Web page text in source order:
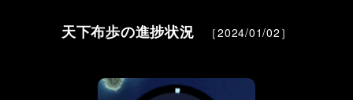
天下布歩の進捗状況 ［2024/01/02］